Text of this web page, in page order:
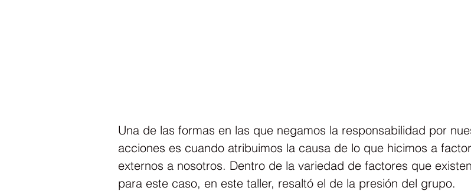
Una de las formas en las que negamos la responsabilidad por
acciones es cuando atribuimos la causa de lo que hicimos a
externos a nosotros. Dentro de la variedad de factores que existen
para este caso, en este taller, resaltó el de la presión del grupo.